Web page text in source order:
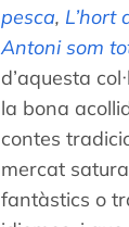
pesca, L’hort
Antoni som
d’aquesta
la bona
contes
mercat
fantàstics o